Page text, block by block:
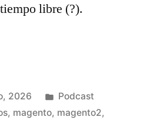
libre (?).
2026
Publicado
en
Podcast
, magento, magento2,